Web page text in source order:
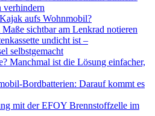
verhindern
aufs Wohnmobil?
sichtbar am Lenkrad notieren
undicht ist –
selbstgemacht
Manchmal ist die Lösung einfacher,
Bordbatterien: Darauf kommt es
mit der EFOY Brennstoffzelle im